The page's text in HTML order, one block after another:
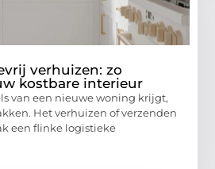
verhuizen: zo
kostbare interieur
van een nieuwe woning krijgt,
Het verhuizen of verzenden
een flinke logistieke